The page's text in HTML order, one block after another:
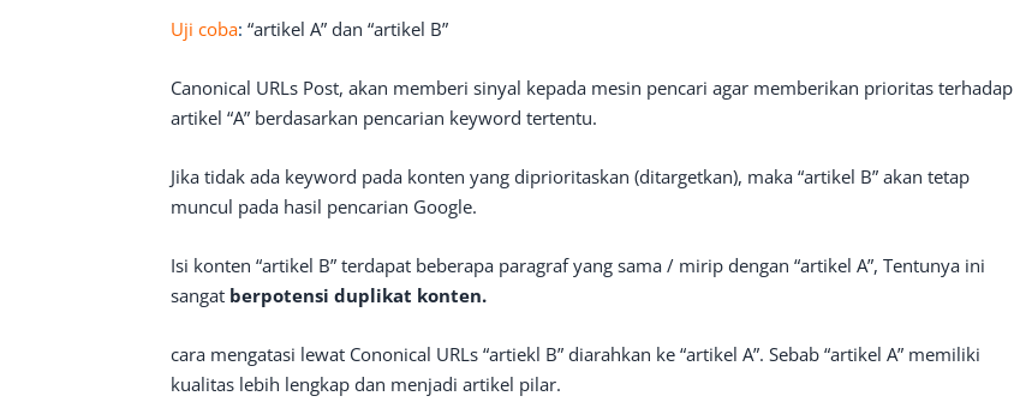
Uji coba: “artikel A” dan “artikel B”
Canonical URLs Post, akan memberi sinyal kepada mesin pencari agar memberikan prioritas terhadap
artikel “A” berdasarkan pencarian keyword tertentu.
Jika tidak ada keyword pada konten yang diprioritaskan (ditargetkan), maka “artikel B” akan tetap
muncul pada hasil pencarian Google.
Isi konten “artikel B” terdapat beberapa paragraf yang sama / mirip dengan “artikel A”, Tentunya ini
sangat berpotensi duplikat konten.
cara mengatasi lewat Cononical URLs “artiekl B” diarahkan ke “artikel A”. Sebab “artikel A” memiliki
kualitas lebih lengkap dan menjadi artikel pilar.